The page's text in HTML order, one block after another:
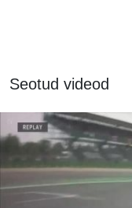
Seotud videod